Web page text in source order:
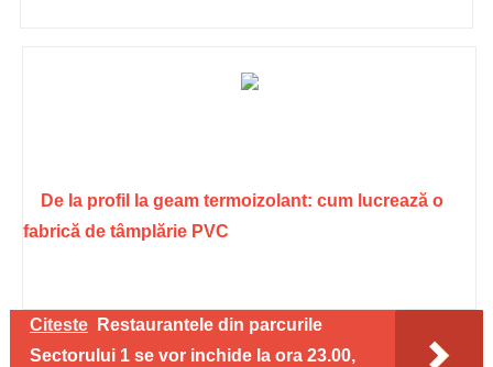
De la profil la geam termoizolant: cum lucrează o
fabrică de tâmplărie PVC
Citeste
Restaurantele din parcurile
Sectorului 1 se vor inchide la ora 23.00,